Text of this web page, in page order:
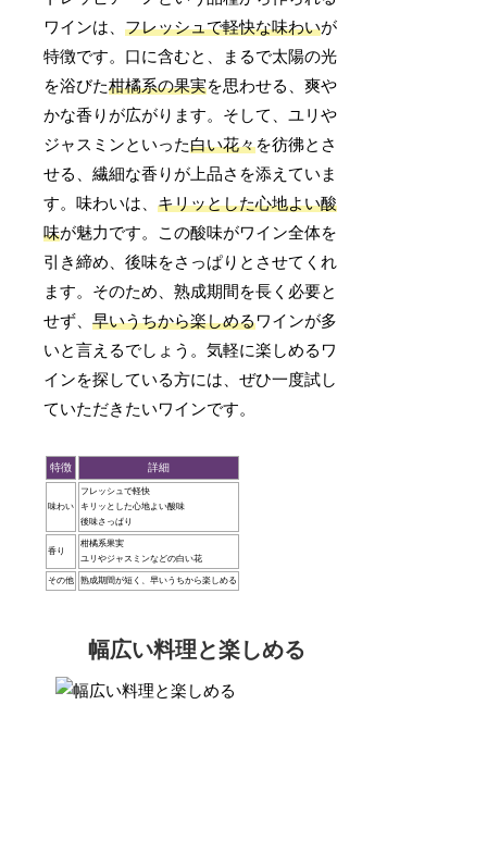
ワインは、フレッシュで軽快な味わいが
特徴です。口に含むと、まるで太陽の光
を浴びた柑橘系の果実を思わせる、爽や
かな香りが広がります。そして、ユリや
ジャスミンといった白い花々を彷彿とさ
せる、繊細な香りが上品さを添えていま
す。味わいは、キリッとした心地よい酸
味が魅力です。この酸味がワイン全体を
引き締め、後味をさっぱりとさせてくれ
ます。そのため、熟成期間を長く必要と
せず、早いうちから楽しめるワインが多
いと言えるでしょう。気軽に楽しめるワ
インを探している方には、ぜひ一度試し
ていただきたいワインです。
特徴 詳細
味わい
フレッシュで軽快
キリッとした心地よい酸味
後味さっぱり
香り
柑橘系果実
ユリやジャスミンなどの白い花
その他 熟成期間が短く、早いうちから楽しめる
幅広い料理と楽しめる